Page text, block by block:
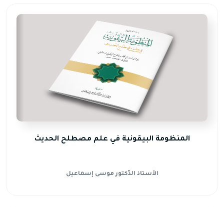
المنظومة البيقونية في علم مصطلح الحديث
الأستاذ الدّكتور موسى إسماعيل